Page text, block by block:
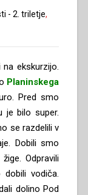
- 2. triletje,
ekskurzijo.
Planinskega
Pred smo
je bilo super.
se razdelili v
Dobili smo
Odpravili
vodiča.
dolino Pod